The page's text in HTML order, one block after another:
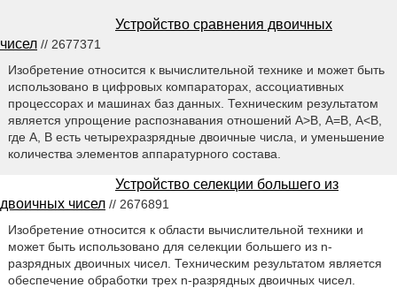
Устройство сравнения двоичных
чисел // 2677371
Изобретение относится к вычислительной технике и может быть
использовано в цифровых компараторах, ассоциативных
процессорах и машинах баз данных. Техническим результатом
является упрощение распознавания отношений А>В, А=В, А<В,
где А, В есть четырехразрядные двоичные числа, и уменьшение
количества элементов аппаратурного состава.
Устройство селекции большего из
двоичных чисел // 2676891
Изобретение относится к области вычислительной техники и
может быть использовано для селекции большего из n-
разрядных двоичных чисел. Техническим результатом является
обеспечение обработки трех n-разрядных двоичных чисел.